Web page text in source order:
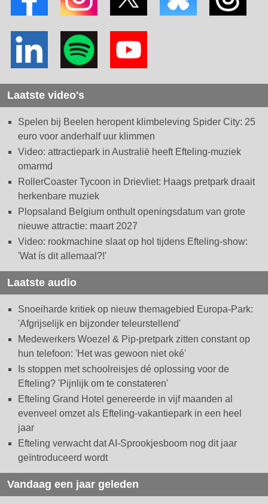
Laatste video's
Spelen bij Beelen heropent klimbeleving Spider City: 25
euro voor anderhalf uur klimmen
Video: attractiepark in Australië heeft Efteling-muziek
omarmd
RollerCoaster Tycoon in Drievliet: Haags pretpark draait
herkenbare muziek
Plopsaland Belgium onthult openingsdatum van grote
nieuwe attractie: maart 2027
Video: rookmachine slaat op hol tijdens Efteling-show:
'Wat ís dit allemaal?!'
Laatste audio
Snoeiharde kritiek op nieuw themagebied Europa-Park:
'Afgrijselijk en bijzonder teleurstellend'
Medewerkers Woezel & Pip-pretpark zitten constant op
hun telefoon: 'Het was gewoon niet oké'
Is stoppen met schoolreisjes dé oplossing voor de
Efteling? 'Pijnlijk om te constateren'
Efteling Grand Hotel genereerde in vijf maanden al
evenveel omzet als Efteling-vakantiepark in een heel
jaar
Efteling verwacht dat AI-Sprookjesboom nog dit jaar
geïntroduceerd wordt
Vandaag een jaar geleden